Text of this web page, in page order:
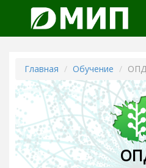
Главная Обучение ОПД